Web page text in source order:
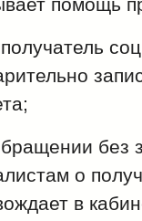
помощь
без
о
в